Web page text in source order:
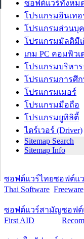
ซอฟต์แวร์ทั้งหม
โปรแกรมอินเทอ
โปรแกรมส่วนบุ
โปรแกรมมัลติมีเ
เกม PC คอมพิวเ
โปรแกรมบริหา
โปรแกรมการศึ
โปรแกรมเมอร์
โปรแกรมมือถือ
โปรแกรมยูทิลิตี้
ไดร์เวอร์ (Driver)
Sitemap Search
Sitemap Info
ซอฟต์แวร์ไทย
Thai Software
ซอฟต์แ
Freeware
ซอฟต์แวร์สามัญ
First AID
ซอฟต์